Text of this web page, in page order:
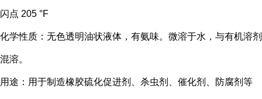
闪点 205 °F
化学性质：无色透明油状液体，有氨味。微溶于水，与有机溶剂
混溶。
用途：用于制造橡胶硫化促进剂、杀虫剂、催化剂、防腐剂等